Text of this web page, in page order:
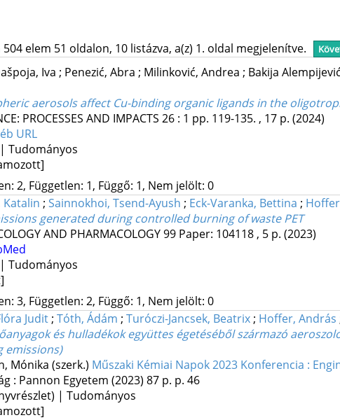
504 elem 51 oldalon, 10 listázva, a(z) 1. oldal megjelenítve.
Iva ; Penezić, Abra ; Milinković, Andrea ; Bakija
aerosols affect Cu-binding organic ligands in the
PROCESSES AND IMPACTS 26: 1 pp. 119-135. , 17 p. (2024)
URL
Tudományos
2, Független: 1, Függő: 1, Nem jelölt: 0
Katalin ; Sainnokhoi, Tsend-Ayush ; Eck-Varanka, Bettina ;
generated during controlled burning of waste PET
AND PHARMACOLOGY99 Paper: 104118 , 5 p. (2023)
Tudományos
3, Független: 2, Függő: 1, Nem jelölt: 0
Judit; Tóth, Ádám ; Turóczi-Jancsek, Beatrix; Hoffer, András
és hulladékok együttes égetéséből származó
emissions)
Mónika (szerk.) Műszaki Kémiai Napok 2023 Konferencia :
: Pannon Egyetem (2023) 87 p. p. 46
| Tudományos